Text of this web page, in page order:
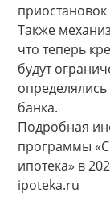
Также
что теперь
будут
банка.
Подробная
программы
ипотека» в
ipoteka.ru